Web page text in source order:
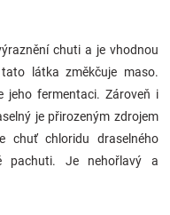
chuti a je vhodnou
látka změkčuje maso.
jeho fermentaci. Zároveň i
je přirozeným zdrojem
chuť chloridu draselného
pachuti. Je nehořlavý a